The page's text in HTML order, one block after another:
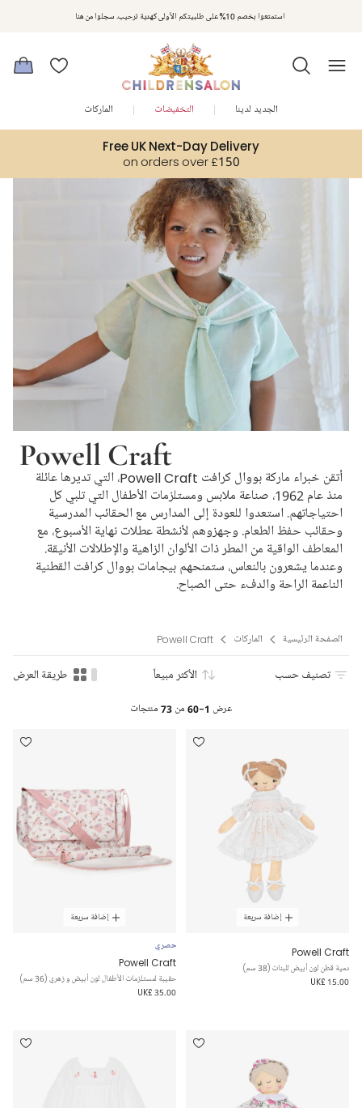
استمتعوا بخصم 10% على طلبيتكم الأولى كهدية ترحيب. سجلوا من هنا
مكافآت تشلدرن صالون | اجمعوا النقاط مع كل عملية شراء لتحصلوا على هدايا حصرية وعروض مصممة خصيصا لتلبي
متطلباتكم
Free UK Next-Day Delivery
on orders over £150
الجديد لدينا التخفيضات الماركات
Powell Craft
أتقن خبراء ماركة بووال كرافت Powell Craft، التي تديرها عائلة
منذ عام 1962، صناعة ملابس ومستلزمات الأطفال التي تلبي كل
احتياجاتهم. استعدوا للعودة إلى المدارس مع الحقائب المدرسية
وحقائب حفظ الطعام. وجهزوهم لأنشطة عطلات نهاية الأسبوع، مع
المعاطف الواقية من المطر ذات الألوان الزاهية والإطلالات الأنيقة.
وعندما يشعرون بالنعاس، ستمنحهم بيجامات بووال كرافت القطنية
الناعمة الراحة والدفء حتى الصباح.
الصفحة الرئيسية الماركات Powell Craft
تصنيف حسب الأكثر مبيعاً طريقة العرض
عرض 1-60 من 73 منتجات
إضافة سريعة
Powell Craft
دمية قطن لون أبيض للبنات (38 سم)
UK£ 15.00
إضافة سريعة
حصري
Powell Craft
حقيبة لمستلزمات الأطفال لون أبيض و زهري (36 سم)
UK£ 35.00